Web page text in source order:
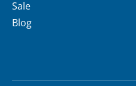
Sale
Blog